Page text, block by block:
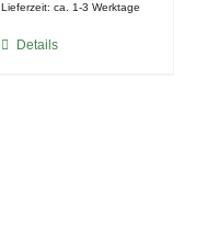
Lieferzeit:ca. 1-3 Werktage
Details